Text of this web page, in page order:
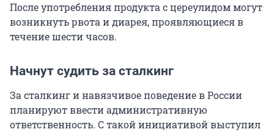
После употребления продукта с цереулидом могут
возникнуть рвота и диарея, проявляющиеся в
течение шести часов.
Начнут судить за сталкинг
За сталкинг и навязчивое поведение в России
планируют ввести административную
ответственность. С такой инициативой выступил